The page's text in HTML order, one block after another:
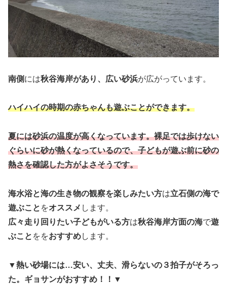
南側 には秋谷海岸があり、広い砂浜が広がっています。
ハイハイの時期の赤ちゃんも遊ぶことができます。
夏には砂浜の温度が高くなっています。裸足では歩けない
ぐらいに砂が熱くなっているので、子どもが遊ぶ前に砂の
熱さを確認した方がよさそうです。
海水浴と海の生き物の観察を楽しみたい方は立石側の海で
遊ぶこと をオススメ します。
広々走り回りたい子どもがいる方は秋谷海岸方面の海で遊
ぶこと ををおすすめします。
▼熱い砂場には…安い、丈夫、滑らないの３拍子がそろっ
た。ギョサンがおすすめ！！▼